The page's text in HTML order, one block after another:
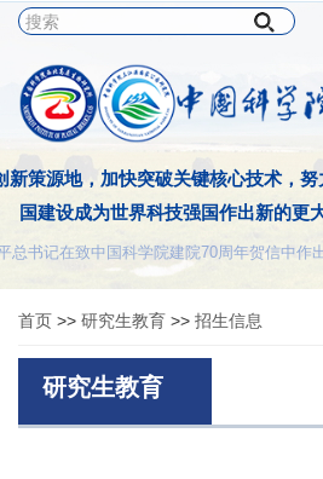
新策源地，加快突破关键核心技术，
国建设成为世界科技强国作出新的更
书记在致中国科学院建院70周年贺信中作
首页 >> 研究生教育 >> 招生信息
研究生教育